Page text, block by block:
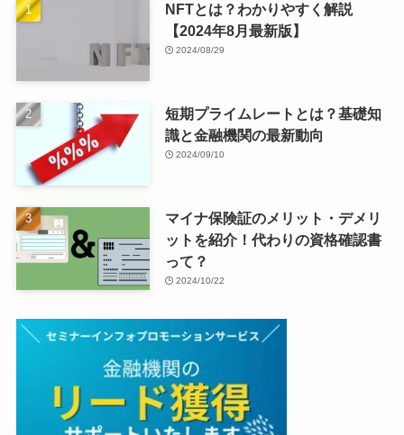
NFTとは？わかりやすく解説
【2024年8月最新版】
2024/08/29
短期プライムレートとは？基礎知
識と金融機関の最新動向
2024/09/10
マイナ保険証のメリット・デメリ
ットを紹介！代わりの資格確認書
って？
2024/10/22